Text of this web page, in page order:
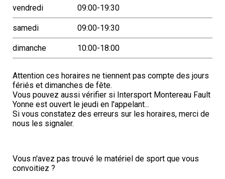
vendredi 09:00-19:30
samedi 09:00-19:30
dimanche 10:00-18:00
Attention ces horaires ne tiennent pas compte des jours
fériés et dimanches de fête.
Vous pouvez aussi vérifier si Intersport Montereau Fault
Yonne est ouvert le jeudi en l'appelant...
Si vous constatez des erreurs sur les horaires, merci de
nous les signaler.
Vous n'avez pas trouvé le matériel de sport que vous
convoitiez ?